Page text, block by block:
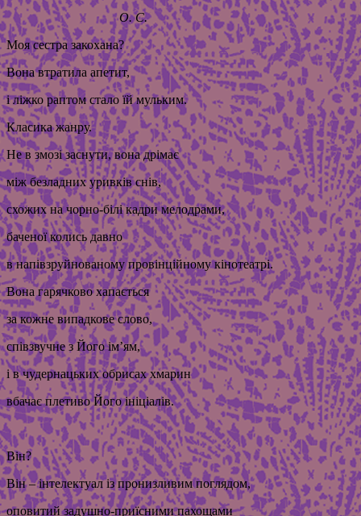
О. С.
Моя сестра закохана?
Вона втратила апетит,
і ліжко раптом стало їй мульким.
Класика жанру.
Не в змозі заснути, вона дрімає
між безладних уривків снів,
схожих на чорно-білі кадри мелодрами,
баченої колись давно
в напівзруйнованому провінційному кінотеатрі.
Вона гарячково хапається
за кожне випадкове слово,
співзвучне з Його ім’ям,
і в чудернацьких обрисах хмарин
вбачає плетиво Його ініціалів.
Він?
Він – інтелектуал із пронизливим поглядом,
оповитий задушно-приїсними пахощами